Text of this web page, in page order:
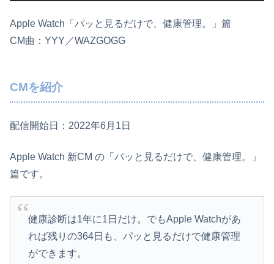
Apple Watch「パッと見るだけで、健康管理。」篇
CM曲：YYY／WAZGOGG
CMを紹介
配信開始日：2022年6月1日
Apple Watch 新CM の「パッと見るだけで、健康管理。」
篇です。
健康診断は1年に1日だけ。でもApple Watchがあ
れば残りの364日も、パッと見るだけで健康管理
ができます。